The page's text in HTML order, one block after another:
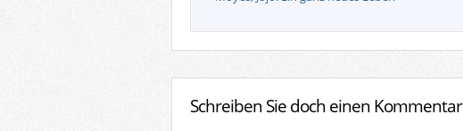
Schreiben Sie doch einen Kommentar